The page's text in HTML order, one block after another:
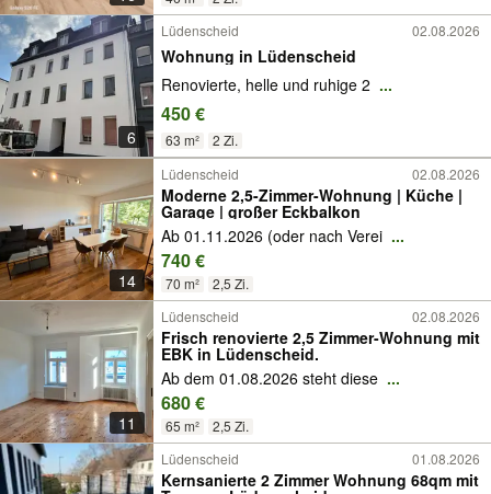
6
Lüdenscheid 02.08.2026
Wohnung in Lüdenscheid
Renovierte, helle und ruhige 2 ...
450 €
63 m² 2 Zi.
14
Lüdenscheid 02.08.2026
Moderne 2,5-Zimmer-Wohnung | Küche |
Garage | großer Eckbalkon
Ab 01.11.2026 (oder nach Verei ...
740 €
70 m² 2,5 Zi.
11
Lüdenscheid 02.08.2026
Frisch renovierte 2,5 Zimmer-Wohnung mit
EBK in Lüdenscheid.
Ab dem 01.08.2026 steht diese ...
680 €
65 m²
2,5 Zi.
Lüdenscheid
01.08.2026
Kernsanierte 2 Zimmer Wohnung 68qm mit